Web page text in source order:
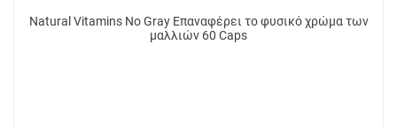
Natural Vitamins No Gray Επαναφέρει το φυσικό χρώμα των
μαλλιών 60 Caps